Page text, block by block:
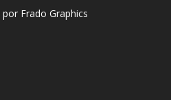
Frado Graphics